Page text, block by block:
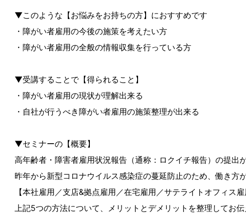
▼このような【お悩みをお持ちの方】におすすめです
・障がい者雇用の今後の施策を考えたい方
・障がい者雇用の全般の情報収集を行っている方
▼受講することで【得られること】
・障がい者雇用の現状が理解出来る
・自社が行うべき障がい者雇用の施策整理が出来る
▼セミナーの【概要】
高年齢者・障害者雇用状況報告（通称：ロクイチ報告）の提出
昨年から新型コロナウイルス感染症の蔓延防止のため、働き方
【本社雇用／支店&拠点雇用／在宅雇用／サテライトオフィス雇
上記5つの方法について、メリットとデメリットを整理してお伝